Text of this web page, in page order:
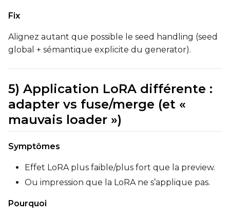
Fix
Alignez autant que possible le seed handling (seed
global + sémantique explicite du generator).
5) Application LoRA différente :
adapter vs fuse/merge (et «
mauvais loader »)
Symptômes
Effet LoRA plus faible/plus fort que la preview.
Ou impression que la LoRA ne s’applique pas.
Pourquoi